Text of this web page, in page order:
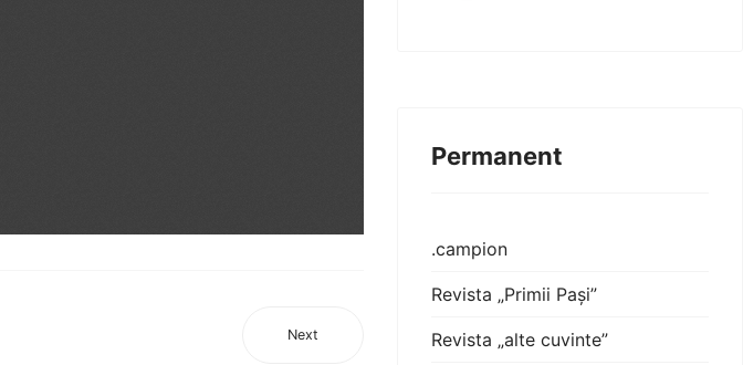
Next
Permanent
.campion
Revista „Primii Pași”
Revista „alte cuvinte”